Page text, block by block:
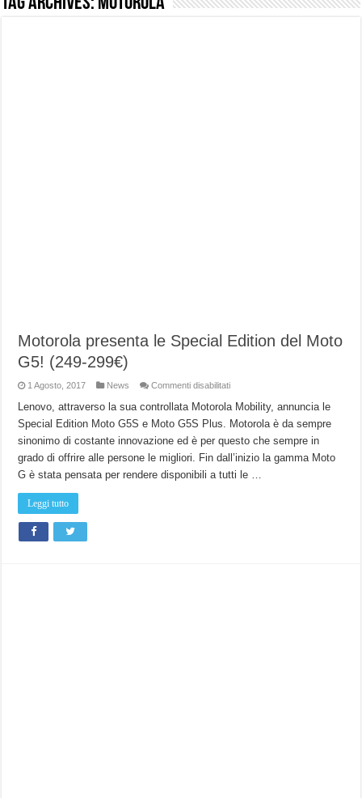
Motorola presenta le Special Edition del Moto
G5! (249-299€)
1 Agosto, 2017 News Commenti disabilitatisu
presenta
le
Special
del
Moto
G5!
(249-
299€)
Lenovo, attraverso la sua controllata Motorola Mobility, annuncia le
Special Edition Moto G5S e Moto G5S Plus. Motorola è da sempre
sinonimo di costante innovazione ed è per questo che sempre in
grado di offrire alle persone le migliori. Fin dall’inizio la gamma Moto
G è stata pensata per rendere disponibili a tutti le …
Leggi tutto